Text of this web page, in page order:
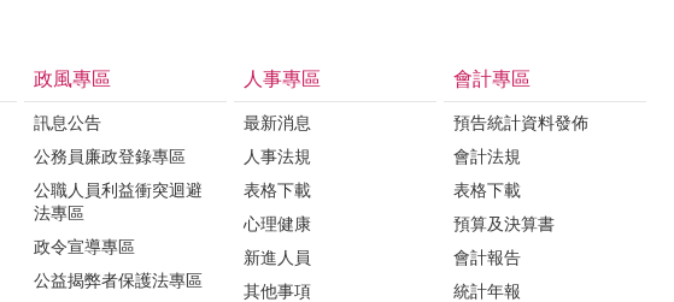
政風專區
訊息公告
公務員廉政登錄專區
公職人員利益衝突迴避
法專區
政令宣導專區
公益揭弊者保護法專區
人事專區
最新消息
人事法規
表格下載
心理健康
新進人員
其他事項
會計專區
預告統計資料發佈
會計法規
表格下載
預算及決算書
會計報告
統計年報